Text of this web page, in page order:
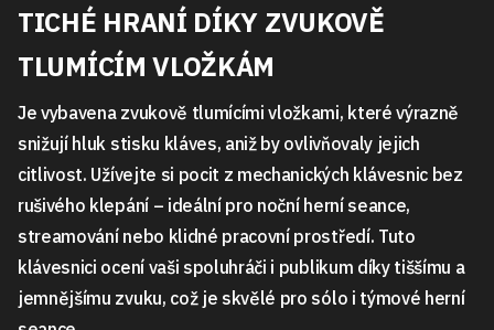
TICHÉ HRANÍ DÍKY ZVUKOVĚ
TLUMÍCÍM VLOŽKÁM
Je vybavena zvukově tlumícími vložkami, které výrazně
snižují hluk stisku kláves, aniž by ovlivňovaly jejich
citlivost. Užívejte si pocit z mechanických klávesnic bez
rušivého klepání – ideální pro noční herní seance,
streamování nebo klidné pracovní prostředí. Tuto
klávesnici ocení vaši spoluhráči i publikum díky tiššímu a
jemnějšímu zvuku, což je skvělé pro sólo i týmové herní